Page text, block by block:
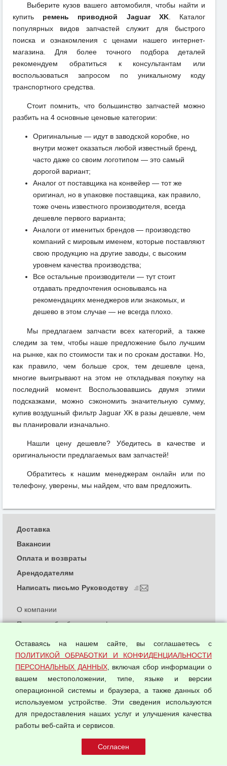
Выберите кузов вашего автомобиля, чтобы найти и
купить ремень приводной Jaguar XK. Каталог
популярных видов запчастей служит для быстрого
поиска и ознакомления с ценами нашего интернет-
магазина. Для более точного подбора деталей
рекомендуем обратиться к консультантам или
воспользоваться запросом по уникальному коду
транспортного средства.
Стоит помнить, что большинство запчастей можно
разбить на 4 основные ценовые категории:
Оригинальные — идут в заводской коробке, но
внутри может оказаться любой известный бренд,
часто даже со своим логотипом — это самый
дорогой вариант;
Аналог от поставщика на конвейер — тот же
оригинал, но в упаковке поставщика, как правило,
тоже очень известного производителя, всегда
дешевле первого варианта;
Аналоги от именитых брендов — производство
компаний с мировым именем, которые поставляют
свою продукцию на другие заводы, с высоким
уровнем качества производства;
Все остальные производители — тут стоит
отдавать предпочтения основываясь на
рекомендациях менеджеров или знакомых, и
дешево в этом случае — не всегда плохо.
Мы предлагаем запчасти всех категорий, а также
следим за тем, чтобы наше предложение было лучшим
на рынке, как по стоимости так и по срокам доставки. Но,
как правило, чем больше срок, тем дешевле цена,
многие выигрывают на этом не откладывая покупку на
последний момент. Воспользовавшись двумя этими
подсказками, можно сэкономить значительную сумму,
купив воздушный фильтр Jaguar XK в разы дешевле, чем
вы планировали изначально.
Нашли цену дешевле? Убедитесь в качестве и
оригинальности предлагаемых вам запчастей!
Обратитесь к нашим менеджерам онлайн или по
телефону, уверены, мы найдем, что вам предложить.
© 2026 ООО "Феникс"
О компании
Политика обработки и конфиденциальности
Согласием на обработку персональных данных
Оферта оптовой купли-продажи
Публичная оферта
Доставка
Вакансии
Оплата и возвраты
Арендодателям
Написать письмо Руководству
Оставаясь на нашем сайте, вы соглашаетесь с
ПОЛИТИКОЙ ОБРАБОТКИ И КОНФИДЕНЦИАЛЬНОСТИ
ПЕРСОНАЛЬНЫХ ДАННЫХ, включая сбор информации о
вашем местоположении, типе, языке и версии
операционной системы и браузера, а также данных об
используемом устройстве. Эти сведения используются
для предоставления наших услуг и улучшения качества
работы веб-сайта и сервисов.